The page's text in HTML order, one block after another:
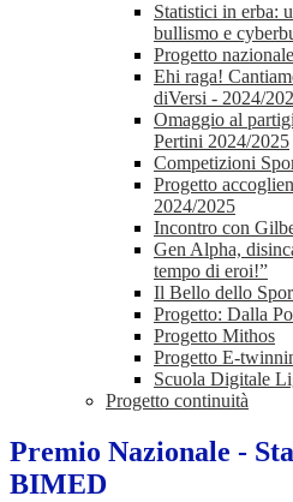
Statistici in erba:
bullismo e
Progetto
Ehi raga!
diVersi - 2024/
Omaggio al
Pertini 2024/2025
Competizioni
Progetto
2024/2025
Incontro con
Gen Alpha,
tempo di eroi!”
Il Bello dello
Progetto: Dalla
Progetto Mithos
Progetto E-
Scuola Digitale
Progetto continuità
Premio Nazionale -
BIMED